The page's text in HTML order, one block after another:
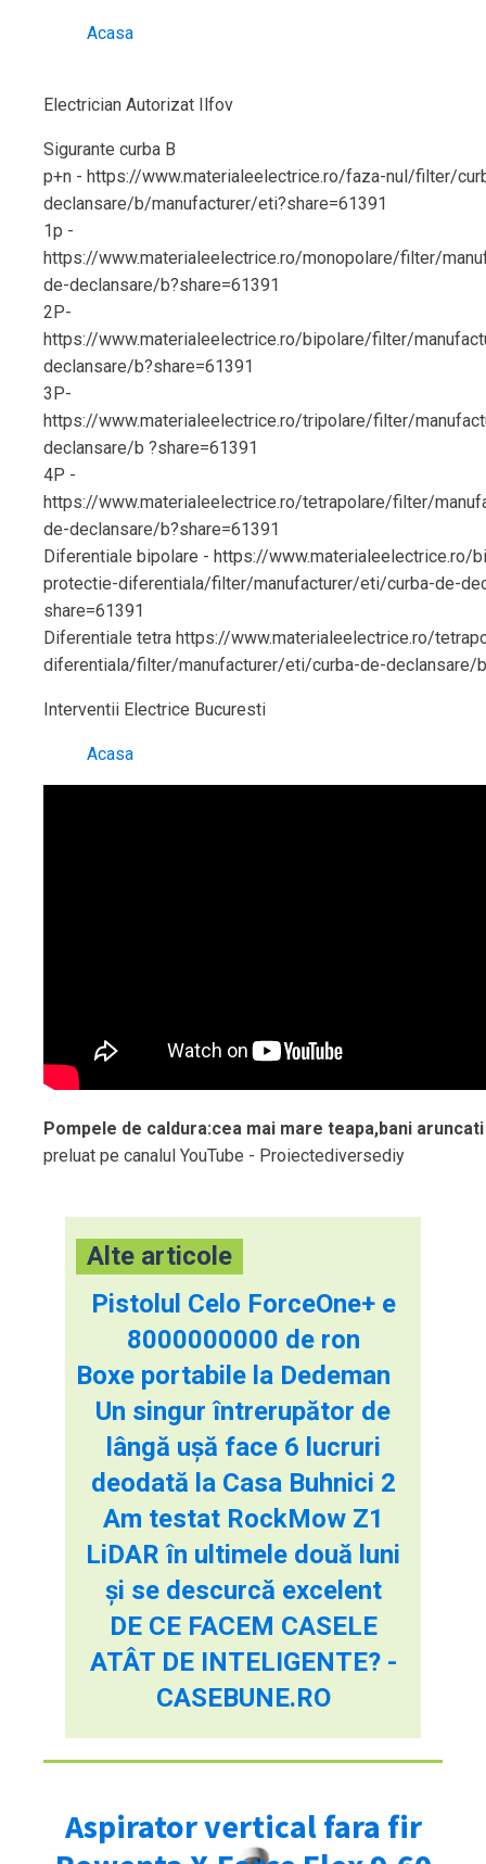
Acasa
Electrician Autorizat Ilfov
Sigurante curba B
p+n - https://www.materialeelectrice.ro/faza-nul/filter/
declansare/b/manufacturer/eti?share=61391
1p -
https://www.materialeelectrice.ro/monopolare/filter/
de-declansare/b?share=61391
2P-
https://www.materialeelectrice.ro/bipolare/filter/
declansare/b?share=61391
3P-
https://www.materialeelectrice.ro/tripolare/filter/
declansare/b ?share=61391
4P -
https://www.materialeelectrice.ro/tetrapolare/filter/
de-declansare/b?share=61391
Diferentiale bipolare - https://www.materialeelectrice.ro/
protectie-diferentiala/filter/manufacturer/eti/curba-de-
share=61391
Diferentiale tetra https://www.materialeelectrice.ro/
diferentiala/filter/manufacturer/eti/curba-de-declansare/
Interventii Electrice Bucuresti
Acasa
Pompele de caldura:cea mai mare teapa,bani
preluat pe canalul YouTube - Proiectediversediy
Alte articole
Pistolul Celo ForceOne+ e
8000000000 de ron
Boxe portabile la Dedeman
Un singur întrerupător de
lângă ușă face 6 lucruri
deodată la Casa Buhnici 2
Am testat RockMow Z1
LiDAR în ultimele două luni
și se descurcă excelent
DE CE FACEM CASELE
ATÂT DE INTELIGENTE? -
CASEBUNE.RO